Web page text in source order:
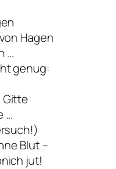
Hagen
…
genug:
Gitte
…
Blut –
jut!